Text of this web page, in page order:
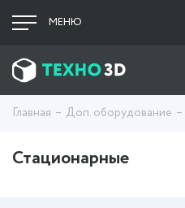
МЕНЮ
Главная Доп. оборудование
Стационарные